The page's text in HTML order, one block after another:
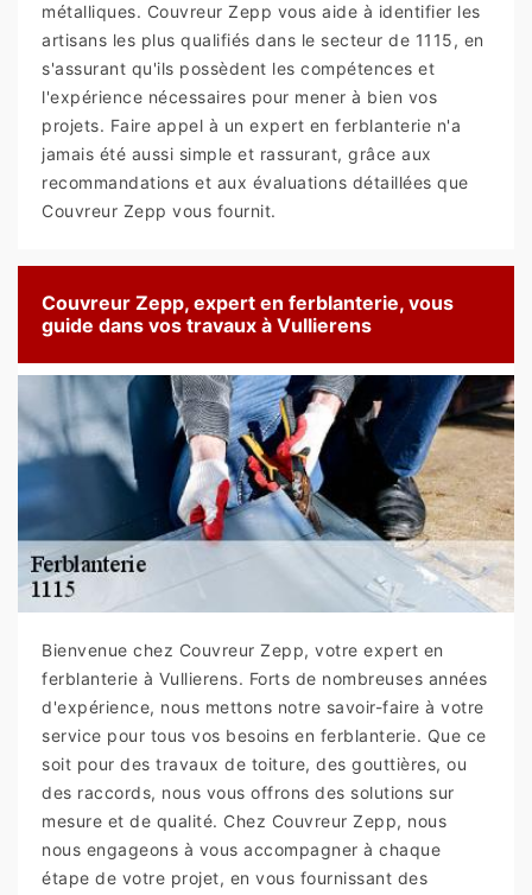
métalliques. Couvreur Zepp vous aide à identifier les
artisans les plus qualifiés dans le secteur de 1115, en
s'assurant qu'ils possèdent les compétences et
l'expérience nécessaires pour mener à bien vos
projets. Faire appel à un expert en ferblanterie n'a
jamais été aussi simple et rassurant, grâce aux
recommandations et aux évaluations détaillées que
Couvreur Zepp vous fournit.
Couvreur Zepp, expert en ferblanterie, vous
guide dans vos travaux à Vullierens
Bienvenue chez Couvreur Zepp, votre expert en
ferblanterie à Vullierens. Forts de nombreuses années
d'expérience, nous mettons notre savoir-faire à votre
service pour tous vos besoins en ferblanterie. Que ce
soit pour des travaux de toiture, des gouttières, ou
des raccords, nous vous offrons des solutions sur
mesure et de qualité. Chez Couvreur Zepp, nous
nous engageons à vous accompagner à chaque
étape de votre projet, en vous fournissant des